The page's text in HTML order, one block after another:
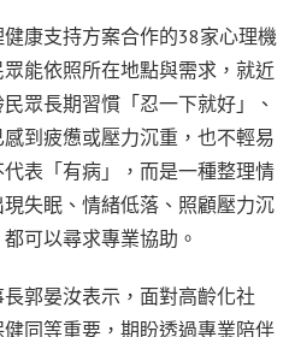
康支持方案合作的38家心理機
能依照所在地點與需求，就近
眾長期習慣「忍一下就好」、
感到疲憊或壓力沉重，也不輕易
表「有病」，而是一種整理情
失眠、情緒低落、照顧壓力沉
可以尋求專業協助。
郭晏汝表示，面對高齡化社
同等重要，期盼透過專業陪伴